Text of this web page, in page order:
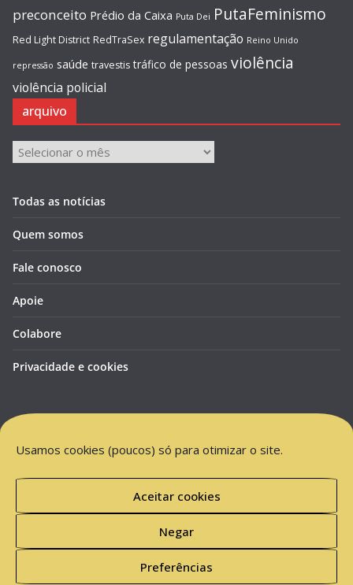
Usamos cookies (poucos) só para otimizar o site.
Aceitar cookies
Negar
Preferências
preconceito Prédio da Caixa Puta Dei PutaFeminismo
Red Light District RedTraSex regulamentação Reino Unido
repressão saúde travestis tráfico de pessoas violência
violência policial
arquivo
arquivo
Todas as notícias
Quem somos
Fale conosco
Apoie
Colabore
Privacidade e cookies
Mundo Invisível.org
por ThemeGrill. Powered by